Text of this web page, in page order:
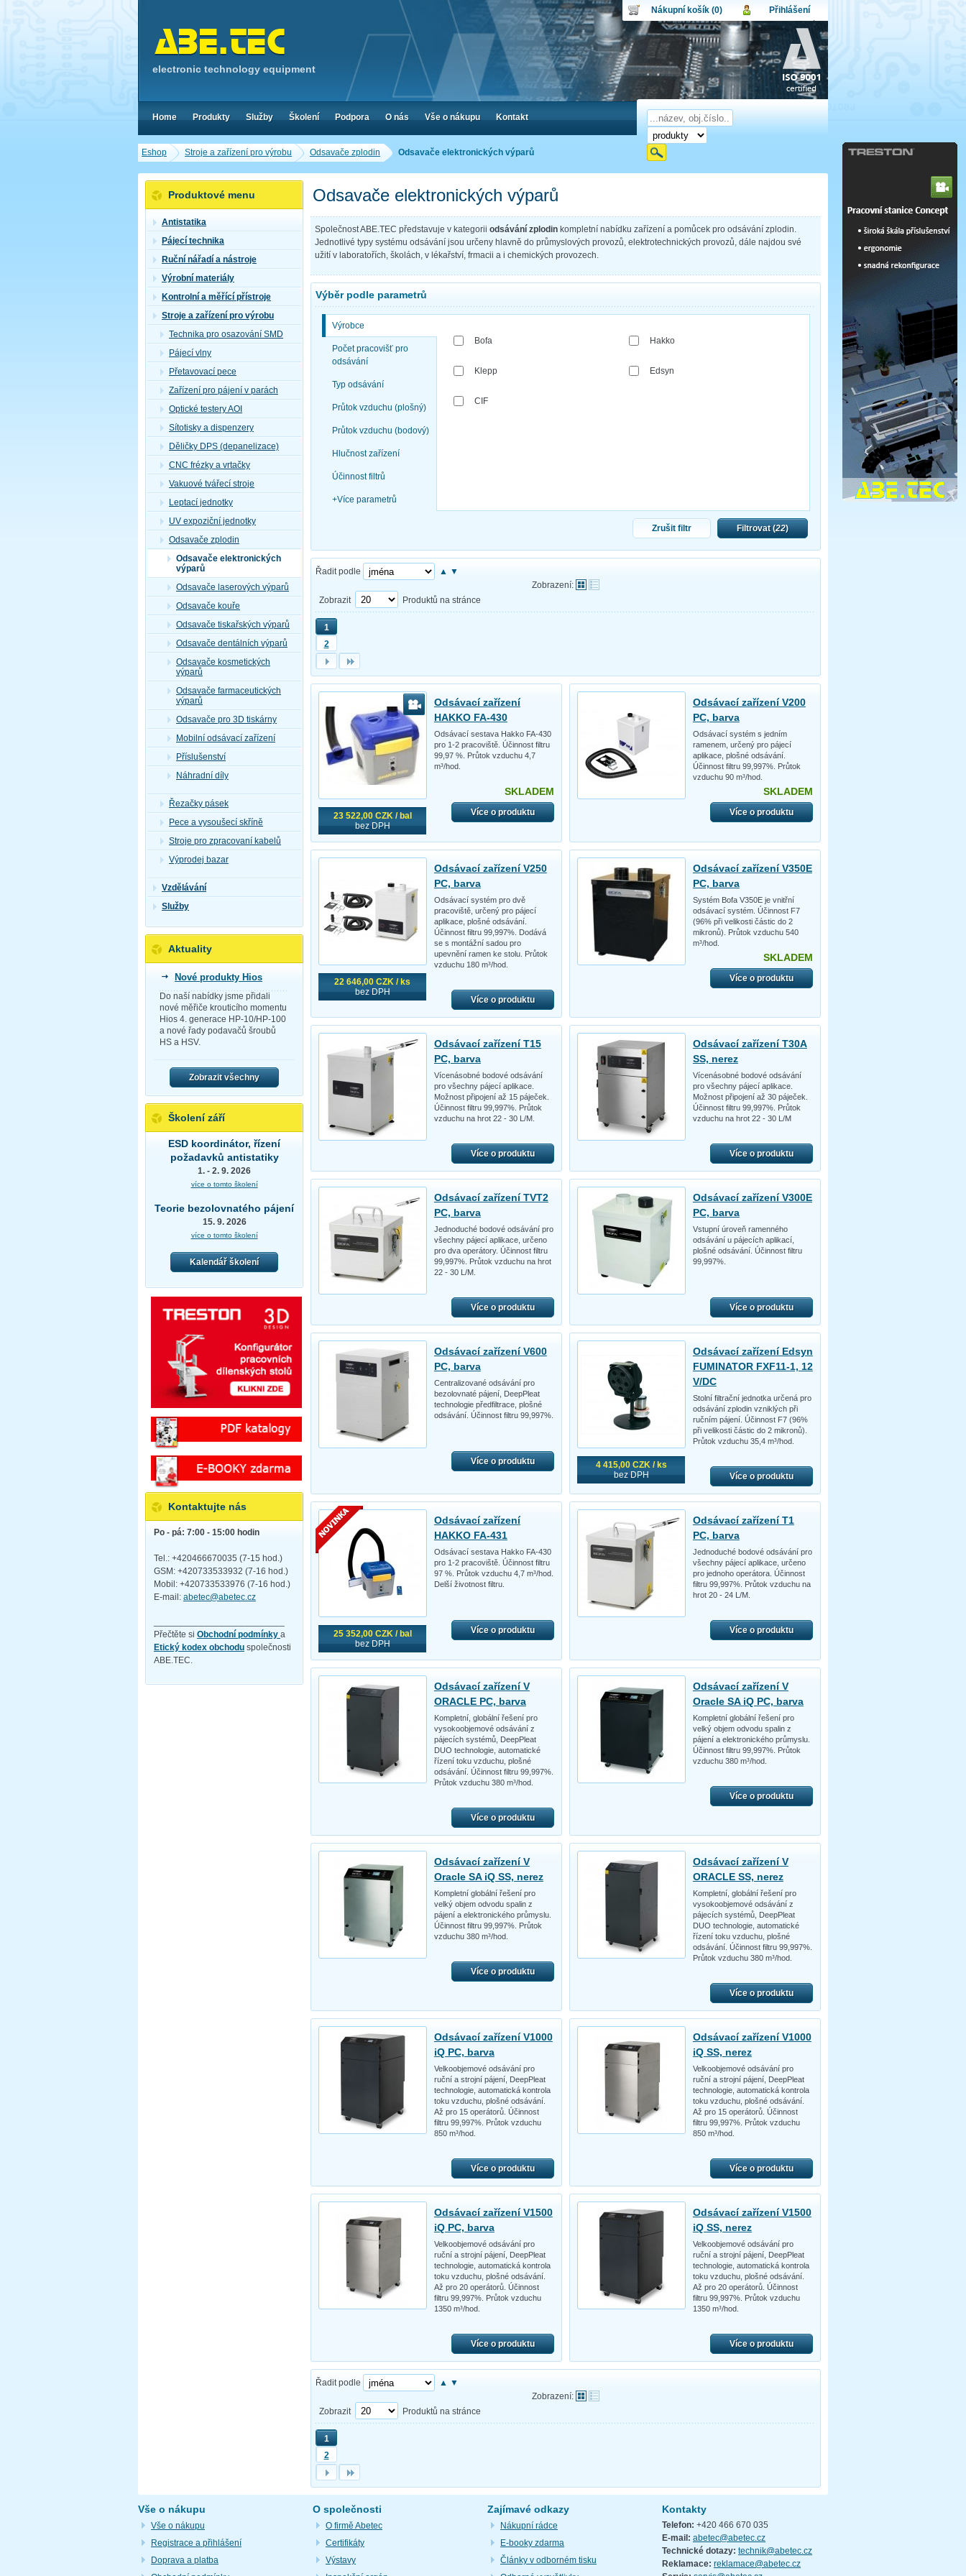
Eshop Stroje a zařízení pro výrobu Odsavače zplodin Odsavače elektronických výparů
Odsavače elektronických výparů
Společnost ABE.TEC představuje v kategorii odsávání zplodin kompletní nabídku zařízení a pomůcek pro odsávání zplodin.
Jednotlivé typy systému odsávání jsou určeny hlavně do průmyslových provozů, elektrotechnických provozů, dále najdou své
užití v laboratořích, školách, v lékařství, frmacii a i chemických provozech.
Výběr podle parametrů
Výrobce
Počet pracovišť pro
odsávání
Typ odsávání
Průtok vzduchu (plošný)
Průtok vzduchu (bodový)
Hlučnost zařízení
Účinnost filtrů
+Více parametrů
Bofa
Klepp
CIF
Hakko
Edsyn
Zrušit filtr Filtrovat (22)
Řadit podle ▲ ▼
Zobrazení:
Zobrazit
Produktů na stránce
1
2
23 522,00 CZK / bal
bez DPH
Odsávací zařízení
HAKKO FA-430
Odsávací sestava Hakko FA-430
pro 1-2 pracoviště. Účinnost filtru
99,97 %. Průtok vzduchu 4,7
m³/hod.
SKLADEM
Více o produktu
Odsávací zařízení V200
PC, barva
Odsávací systém s jedním
ramenem, určený pro pájecí
aplikace, plošné odsávání.
Účinnost filtru 99,997%. Průtok
vzduchu 90 m³/hod.
SKLADEM
Více o produktu
22 646,00 CZK / ks
bez DPH
Odsávací zařízení V250
PC, barva
Odsávací systém pro dvě
pracoviště, určený pro pájecí
aplikace, plošné odsávání.
Účinnost filtru 99,997%. Dodává
se s montážní sadou pro
upevnění ramen ke stolu. Průtok
vzduchu 180 m³/hod.
Více o produktu
Odsávací zařízení V350E
PC, barva
Systém Bofa V350E je vnitřní
odsávací systém. Účinnost F7
(96% při velikosti částic do 2
mikronů). Průtok vzduchu 540
m³/hod.
SKLADEM
Více o produktu
Odsávací zařízení T15
PC, barva
Vícenásobné bodové odsávání
pro všechny pájecí aplikace.
Možnost připojení až 15 páječek.
Účinnost filtru 99,997%. Průtok
vzduchu na hrot 22 - 30 L/M.
Více o produktu
Odsávací zařízení T30A
SS, nerez
Vícenásobné bodové odsávání
pro všechny pájecí aplikace.
Možnost připojení až 30 páječek.
Účinnost filtru 99,997%. Průtok
vzduchu na hrot 22 - 30 L/M
Více o produktu
Odsávací zařízení TVT2
PC, barva
Jednoduché bodové odsávání pro
všechny pájecí aplikace, určeno
pro dva operátory. Účinnost filtru
99,997%. Průtok vzduchu na hrot
22 - 30 L/M.
Více o produktu
Odsávací zařízení V300E
PC, barva
Vstupní úroveň ramenného
odsávání u pájecích aplikací,
plošné odsávání. Účinnost filtru
99,997%.
Více o produktu
Odsávací zařízení V600
PC, barva
Centralizované odsávání pro
bezolovnaté pájení, DeepPleat
technologie předfiltrace, plošné
odsávání. Účinnost filtru 99,997%.
Více o produktu
4 415,00 CZK / ks
bez DPH
Odsávací zařízení Edsyn
FUMINATOR FXF11-1, 12
V/DC
Stolní filtrační jednotka určená pro
odsávání zplodin vzniklých při
ručním pájení. Účinnost F7 (96%
při velikosti částic do 2 mikronů).
Průtok vzduchu 35,4 m³/hod.
Více o produktu
25 352,00 CZK / bal
bez DPH
Odsávací zařízení
HAKKO FA-431
Odsávací sestava Hakko FA-430
pro 1-2 pracoviště. Účinnost filtru
97 %. Průtok vzduchu 4,7 m³/hod.
Delší životnost filtru.
Více o produktu
Odsávací zařízení T1
PC, barva
Jednoduché bodové odsávání pro
všechny pájecí aplikace, určeno
pro jednoho operátora. Účinnost
filtru 99,997%. Průtok vzduchu na
hrot 20 - 24 L/M.
Více o produktu
Odsávací zařízení V
ORACLE PC, barva
Kompletní, globální řešení pro
vysokoobjemové odsávání z
pájecích systémů, DeepPleat
DUO technologie, automatické
řízení toku vzduchu, plošné
odsávání. Účinnost filtru 99,997%.
Průtok vzduchu 380 m³/hod.
Více o produktu
Odsávací zařízení V
Oracle SA iQ PC, barva
Kompletní globální řešení pro
velký objem odvodu spalin z
pájení a elektronického průmyslu.
Účinnost filtru 99,997%. Průtok
vzduchu 380 m³/hod.
Více o produktu
Odsávací zařízení V
Oracle SA iQ SS, nerez
Kompletní globální řešení pro
velký objem odvodu spalin z
pájení a elektronického průmyslu.
Účinnost filtru 99,997%. Průtok
vzduchu 380 m³/hod.
Více o produktu
Odsávací zařízení V
ORACLE SS, nerez
Kompletní, globální řešení pro
vysokoobjemové odsávání z
pájecích systémů, DeepPleat
DUO technologie, automatické
řízení toku vzduchu, plošné
odsávání. Účinnost filtru 99,997%.
Průtok vzduchu 380 m³/hod.
Více o produktu
Odsávací zařízení V1000
iQ PC, barva
Velkoobjemové odsávání pro
ruční a strojní pájení, DeepPleat
technologie, automatická kontrola
toku vzduchu, plošné odsávání.
Až pro 15 operátorů. Účinnost
filtru 99,997%. Průtok vzduchu
850 m³/hod.
Více o produktu
Odsávací zařízení V1000
iQ SS, nerez
Velkoobjemové odsávání pro
ruční a strojní pájení, DeepPleat
technologie, automatická kontrola
toku vzduchu, plošné odsávání.
Až pro 15 operátorů. Účinnost
filtru 99,997%. Průtok vzduchu
850 m³/hod.
Více o produktu
Odsávací zařízení V1500
iQ PC, barva
Velkoobjemové odsávání pro
ruční a strojní pájení, DeepPleat
technologie, automatická kontrola
toku vzduchu, plošné odsávání.
Až pro 20 operátorů. Účinnost
filtru 99,997%. Průtok vzduchu
1350 m³/hod.
Více o produktu
Odsávací zařízení V1500
iQ SS, nerez
Velkoobjemové odsávání pro
ruční a strojní pájení, DeepPleat
technologie, automatická kontrola
toku vzduchu, plošné odsávání.
Až pro 20 operátorů. Účinnost
filtru 99,997%. Průtok vzduchu
1350 m³/hod.
Více o produktu
Řadit podle ▲ ▼
Zobrazení:
Zobrazit
Produktů na stránce
1
2
Produktové menu
Antistatika
Pájecí technika
Ruční nářadí a nástroje
Výrobní materiály
Kontrolní a měřící přístroje
Stroje a zařízení pro výrobu
Technika pro osazování SMD
Pájecí vlny
Přetavovací pece
Zařízení pro pájení v parách
Optické testery AOI
Sítotisky a dispenzery
Děličky DPS (depanelizace)
CNC frézky a vrtačky
Vakuové tvářecí stroje
Leptací jednotky
UV expoziční jednotky
Odsavače zplodin
Odsavače elektronických
výparů
Odsavače laserových výparů
Odsavače kouře
Odsavače tiskařských výparů
Odsavače dentálních výparů
Odsavače kosmetických
výparů
Odsavače farmaceutických
výparů
Odsavače pro 3D tiskárny
Mobilní odsávací zařízení
Příslušenství
Náhradní díly
Řezačky pásek
Pece a vysoušecí skříně
Stroje pro zpracovaní kabelů
Výprodej bazar
Vzdělávání
Služby
Aktuality
Nové produkty Hios
Do naší nabídky jsme přidali
nové měřiče krouticího momentu
Hios 4. generace HP-10/HP-100
a nové řady podavačů šroubů
HS a HSV.
Zobrazit všechny
Školení září
ESD koordinátor, řízení
požadavků antistatiky
1. - 2. 9. 2026
více o tomto školení
Teorie bezolovnatého pájení
15. 9. 2026
více o tomto školení
Kalendář školení
Kontaktujte nás
Po - pá: 7:00 - 15:00 hodin
Tel.: +420466670035 (7-15 hod.)
GSM: +420733533932 (7-16 hod.)
Mobil: +420733533976 (7-16 hod.)
E-mail: abetec@abetec.cz
Přečtěte si Obchodní podmínky a
Etický kodex obchodu společnosti
ABE.TEC.
Vše o nákupu
Vše o nákupu
Registrace a přihlášení
Doprava a platba
O společnosti
O firmě Abetec
Certifikáty
Výstavy
Zajímavé odkazy
Nákupní rádce
E-booky zdarma
Články v odborném tisku
Kontakty
Telefon: +420 466 670 035
E-mail: abetec@abetec.cz
Technické dotazy: technik@abetec.cz
Reklamace: reklamace@abetec.cz
electronic technology equipment
Nákupní košík (0)
Nákupní košík je momentálně prázdný.
Obsah košíku
Počet produktů:0
Cena celkem:
0,00 CZK
Přihlášení
Uživatel:
Heslo:
Přihlásit
Zapomenuté heslo Nová registrace
Home Produkty Služby Školení Podpora O nás Vše o nákupu Kontakt